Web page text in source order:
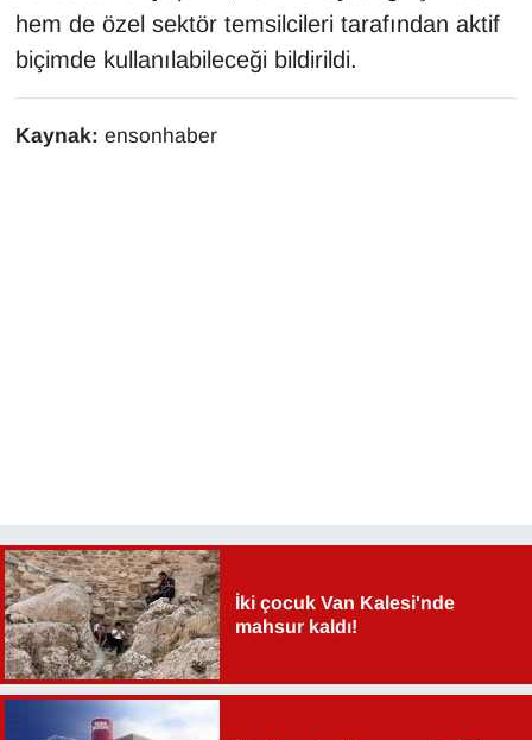
hem de özel sektör temsilcileri tarafından aktif
biçimde kullanılabileceği bildirildi.
Kaynak: ensonhaber
İki çocuk Van Kalesi'nde
mahsur kaldı!